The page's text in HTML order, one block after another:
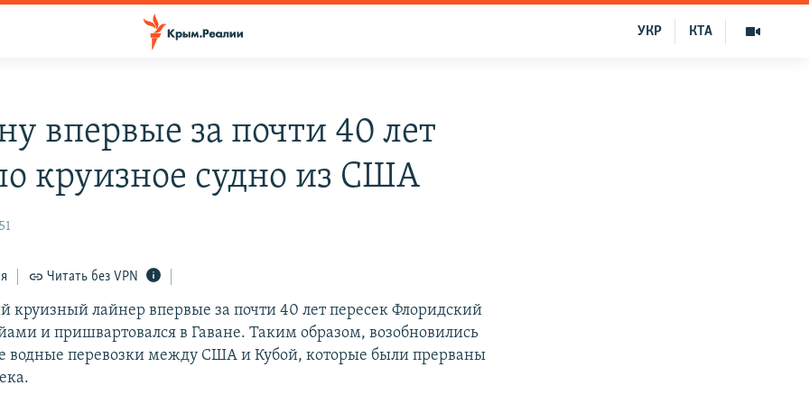
КТА
УКР
впервые за почти 40 лет
круизное судно из США
Читать без VPN
круизный лайнер впервые за почти 40 лет пересек Флоридский
и пришвартовался в Гаване. Таким образом, возобновились
водные перевозки между США и Кубой, которые были прерваны